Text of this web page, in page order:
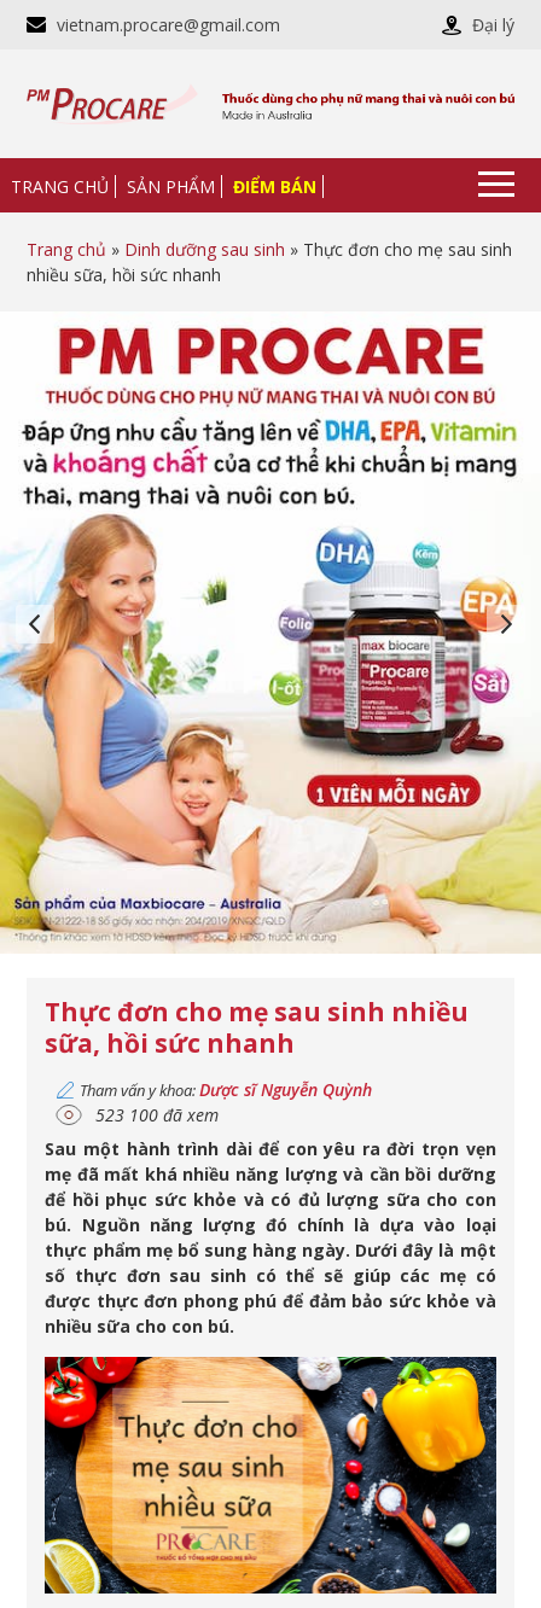
vietnam.procare@gmail.com Đại lý
TRANG CHỦ SẢN PHẨM ĐIỂM BÁN
Trang chủ » Dinh dưỡng sau sinh » Thực đơn cho mẹ sau sinh
nhiều sữa, hồi sức nhanh
Thực đơn cho mẹ sau sinh nhiều
sữa, hồi sức nhanh
Tham vấn y khoa:Dược sĩ Nguyễn Quỳnh
523 100 đã xem
Sau một hành trình dài để con yêu ra đời trọn vẹn
mẹ đã mất khá nhiều năng lượng và cần bồi dưỡng
để hồi phục sức khỏe và có đủ lượng sữa cho con
bú. Nguồn năng lượng đó chính là dựa vào loại
thực phẩm mẹ bổ sung hàng ngày. Dưới đây là một
số thực đơn sau sinh có thể sẽ giúp các mẹ có
được thực đơn phong phú để đảm bảo sức khỏe và
nhiều sữa cho con bú.